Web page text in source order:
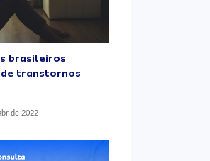
brasileiros
transtornos
de 2022